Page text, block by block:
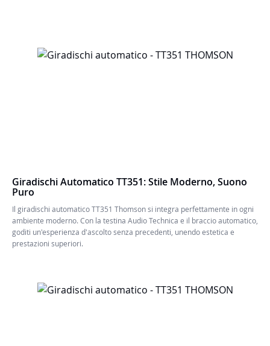
Giradischi Automatico TT351: Stile Moderno, Suono
Puro
Il giradischi automatico TT351 Thomson si integra perfettamente in ogni
ambiente moderno. Con la testina Audio Technica e il braccio automatico,
goditi un'esperienza d'ascolto senza precedenti, unendo estetica e
prestazioni superiori.